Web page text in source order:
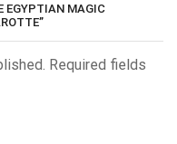
EGYPTIAN MAGIC
Required fields